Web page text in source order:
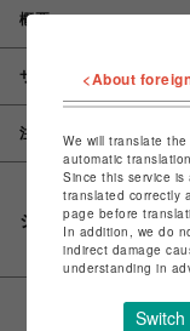
概要
サイズ
注意事項
シェアする
<About
We will translate
automatic
Since this service
translated correctly
page before
In addition, we do
indirect damage
understanding in